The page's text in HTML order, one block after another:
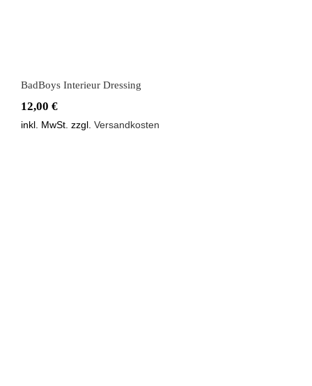
BadBoys Interieur Dressing
12,00 €
inkl. MwSt. zzgl. Versandkosten